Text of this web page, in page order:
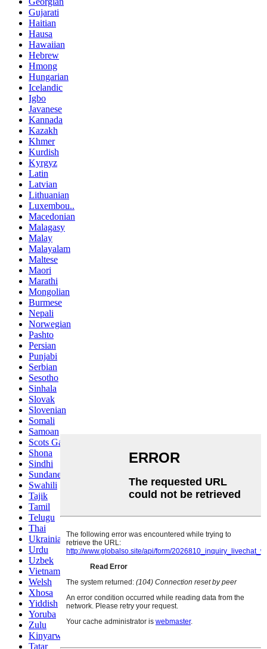
Gujarati
Haitian
Hausa
Hawaiian
Hebrew
Hmong
Hungarian
Icelandic
Igbo
Javanese
Kannada
Kazakh
Khmer
Kurdish
Kyrgyz
Latin
Latvian
Lithuanian
Luxembou..
Macedonian
Malagasy
Malay
Malayalam
Maltese
Maori
Marathi
Mongolian
Burmese
Nepali
Norwegian
Pashto
Persian
Punjabi
Serbian
Sesotho
Sinhala
Slovak
Slovenian
Somali
Samoan
Scots Gaelic
Shona
Sindhi
Sundanese
Swahili
Tajik
Tamil
Telugu
Thai
Ukrainian
Urdu
Uzbek
Vietnamese
Welsh
Xhosa
Yiddish
Yoruba
Zulu
Kinyarwanda
Tatar